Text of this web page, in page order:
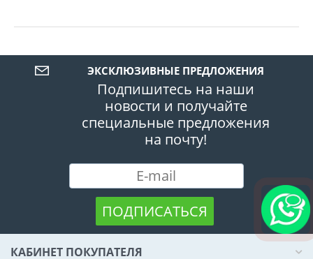
ЭКСКЛЮЗИВНЫЕ ПРЕДЛОЖЕНИЯ
Подпишитесь на наши
новости и получайте
специальные предложения
на почту!
ПОДПИСАТЬСЯ
КАБИНЕТ ПОКУПАТЕЛЯ